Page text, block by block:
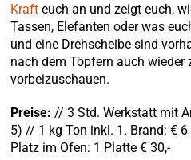
Kraft euch an und zeigt euch,
Tassen, Elefanten oder was
und eine Drehscheibe sind
nach dem Töpfern auch wieder
vorbeizuschauen.
Preise:// 3 Std. Werkstatt mit
5) // 1 kg Ton inkl. 1. Brand: €
Platz im Ofen: 1 Platte € 30,-